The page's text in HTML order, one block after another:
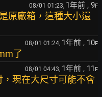
08/01 01:23, 1年前 , 9F
原廠箱，這種大小還
08/01 01:24, 1年前 , 10F
了
08/01 04:43, 1年前 , 11 F
現在大尺寸可能不會